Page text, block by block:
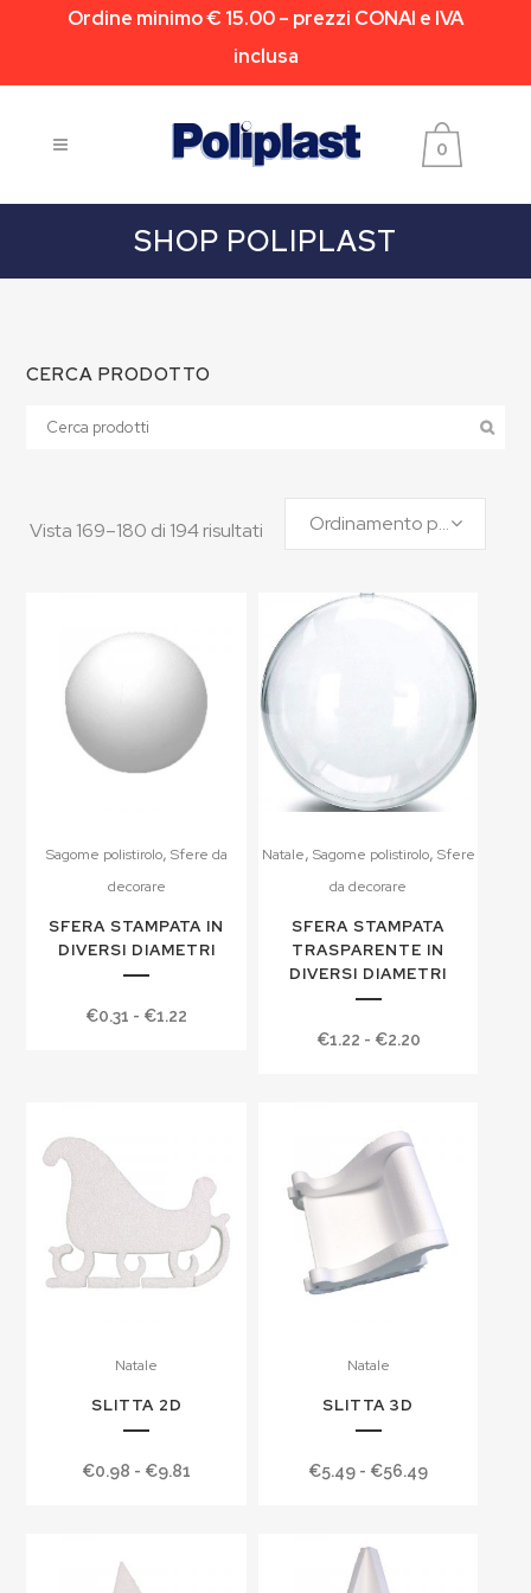
Ordine minimo € 15.00 – prezzi CONAI e IVA
inclusa
0
SHOP POLIPLAST
CERCA PRODOTTO
Vista 169–180 di 194 risultati Ordinamento predefinito
Sagome polistirolo, Sfere da
decorare
SFERA STAMPATA IN
DIVERSI DIAMETRI
€0.31 - €1.22
€1.22
Natale, Sagome polistirolo, Sfere
da decorare
SFERA STAMPATA
TRASPARENTE IN
DIVERSI DIAMETRI
€1.22 - €2.20Fascia
€1.22
a
€2.20
Natale
SLITTA 2D
€0.98 - €9.81
Natale
SLITTA 3D
€5.49 - €56.49Fascia